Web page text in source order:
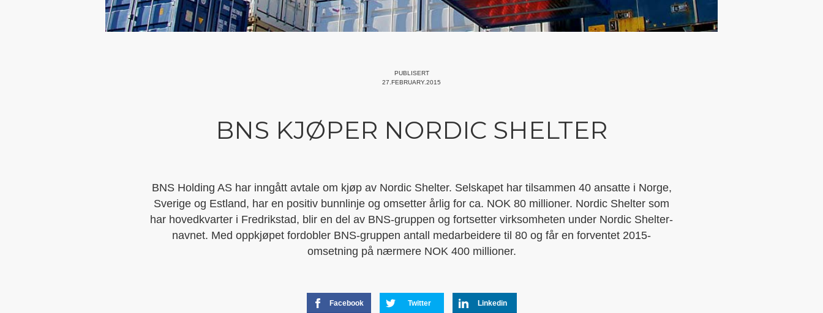
PUBLISERT
27.FEBRUARY.2015
BNS KJØPER NORDIC SHELTER
BNS Holding AS har inngått avtale om kjøp av Nordic Shelter. Selskapet har tilsammen 40 ansatte i Norge,
Sverige og Estland, har en positiv bunnlinje og omsetter årlig for ca. NOK 80 millioner. Nordic Shelter som
har hovedkvarter i Fredrikstad, blir en del av BNS-gruppen og fortsetter virksomheten under Nordic Shelter-
navnet. Med oppkjøpet fordobler BNS-gruppen antall medarbeidere til 80 og får en forventet 2015-
omsetning på nærmere NOK 400 millioner.
Facebook Twitter Linkedin